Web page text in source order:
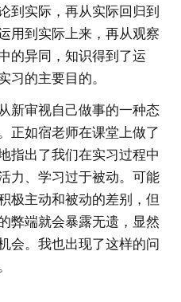
到实际，再从实际回归到
用到实际上来，再从观察
的异同，知识得到了运
习的主要目的。
新审视自己做事的一种态
正如宿老师在课堂上做了
指出了我们在实习过程中
力、学习过于被动。可能
极主动和被动的差别，但
弊端就会暴露无遗，显然
会。我也出现了这样的问